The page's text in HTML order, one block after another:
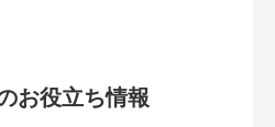
お役立ち情報